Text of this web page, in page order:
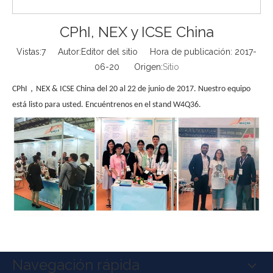
CPhI, NEX y ICSE China
Vistas:7Autor:Editor del sitio Hora de publicación: 2017-
06-20 Origen:Sitio
CPhI ， NEX & ICSE China del 20 al 22 de junio de 2017. Nuestro equipo
está listo para usted. Encuéntrenos en el stand W4Q36.
Navegación rápida